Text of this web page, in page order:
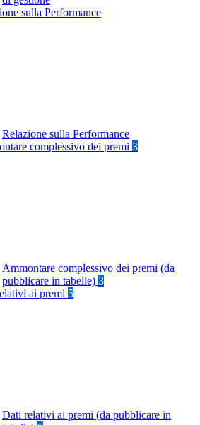
sulla Performance
Relazione sulla Performance
complessivo dei premi 3
Ammontare complessivo dei premi (da
pubblicare in tabelle) 3
ai premi 5
Dati relativi ai premi (da pubblicare in